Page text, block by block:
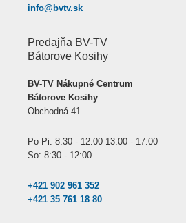
info@bvtv.sk
Predajňa BV-TV
Bátorove Kosihy
BV-TV Nákupné Centrum
Bátorove Kosihy
Obchodná 41
Po-Pi: 8:30 - 12:00 13:00 - 17:00
So: 8:30 - 12:00
+421 902 961 352
+421 35 761 18 80